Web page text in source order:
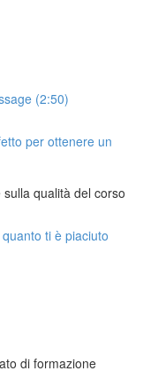
(2:50)
per ottenere un
qualità del corso
ti è piaciuto
di formazione